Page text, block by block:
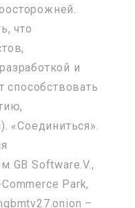
что
и
способствовать
«Соединиться».
GB Software.V.,
Park,
–